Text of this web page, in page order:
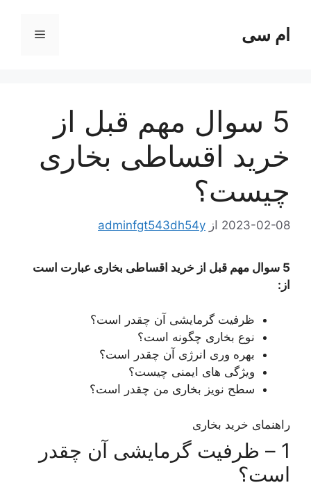
محتواام سی فهرست
5 سوال مهم قبل از
خرید اقساطی بخاری
چیست؟
2023-02-08 از adminfgt543dh54y
5 سوال مهم قبل از خرید اقساطی بخاری عبارت است
از:
ظرفیت گرمایشی آن چقدر است؟
نوع بخاری چگونه است؟
بهره وری انرژی آن چقدر است؟
ویژگی های ایمنی چیست؟
سطح نویز بخاری من چقدر است؟
راهنمای خرید بخاری
1 – ظرفیت گرمایشی آن چقدر
است؟